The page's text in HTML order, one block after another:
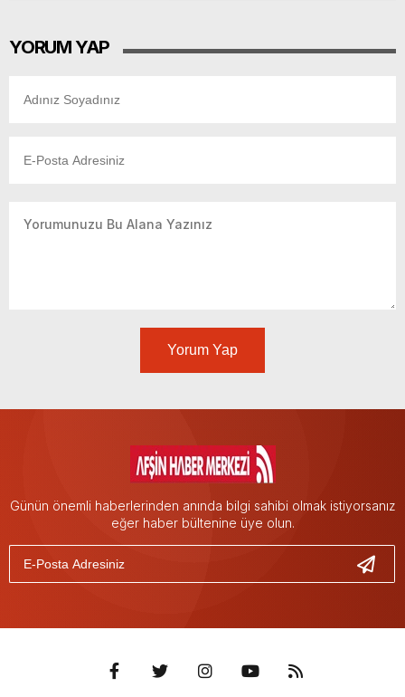
YORUM YAP
Yorum Yap
Günün önemli haberlerinden anında bilgi sahibi olmak istiyorsanız
eğer haber bültenine üye olun.